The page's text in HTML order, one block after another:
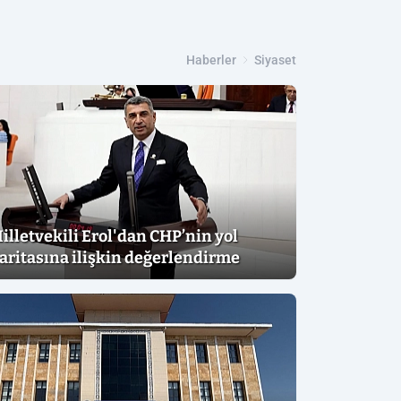
Haberler Siyaset
Erol'dan CHP’nin yol
ilişkin değerlendirme